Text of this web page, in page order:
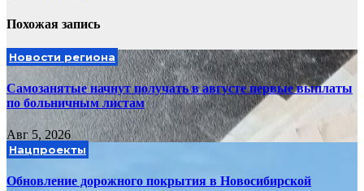
Похожая запись
Новости региона
Самозанятые начнут получать в августе первые выплаты
по больничным листам
Авг 5, 2026
Нацпроекты
Обновление дорожного покрытия в Новосибирской